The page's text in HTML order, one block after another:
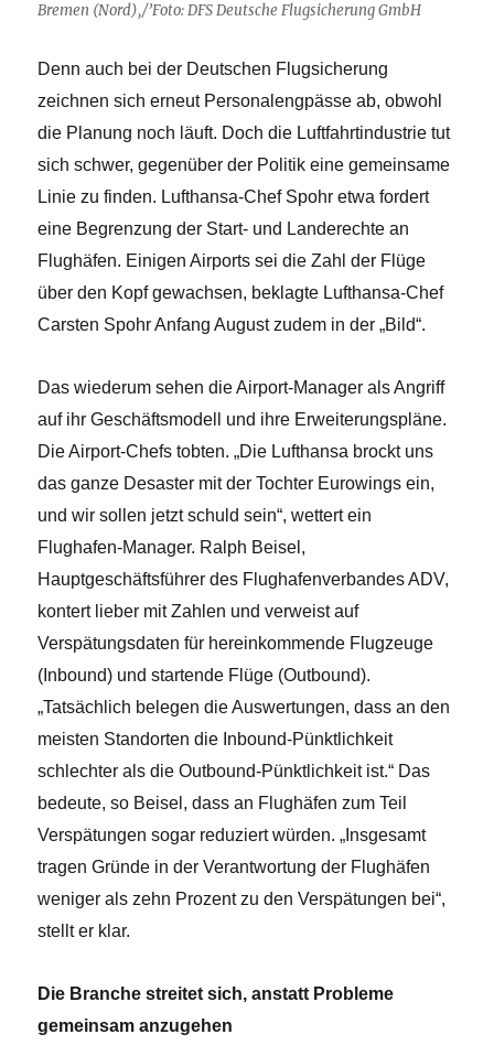
Bremen (Nord),/’Foto: DFS Deutsche Flugsicherung GmbH
Denn auch bei der Deutschen Flugsicherung
zeichnen sich erneut Personalengpässe ab, obwohl
die Planung noch läuft. Doch die Luftfahrtindustrie tut
sich schwer, gegenüber der Politik eine gemeinsame
Linie zu finden. Lufthansa-Chef Spohr etwa fordert
eine Begrenzung der Start- und Landerechte an
Flughäfen. Einigen Airports sei die Zahl der Flüge
über den Kopf gewachsen, beklagte Lufthansa-Chef
Carsten Spohr Anfang August zudem in der „Bild“.
Das wiederum sehen die Airport-Manager als Angriff
auf ihr Geschäftsmodell und ihre Erweiterungspläne.
Die Airport-Chefs tobten. „Die Lufthansa brockt uns
das ganze Desaster mit der Tochter Eurowings ein,
und wir sollen jetzt schuld sein“, wettert ein
Flughafen-Manager. Ralph Beisel,
Hauptgeschäftsführer des Flughafenverbandes ADV,
kontert lieber mit Zahlen und verweist auf
Verspätungsdaten für hereinkommende Flugzeuge
(Inbound) und startende Flüge (Outbound).
„Tatsächlich belegen die Auswertungen, dass an den
meisten Standorten die Inbound-Pünktlichkeit
schlechter als die Outbound-Pünktlichkeit ist.“ Das
bedeute, so Beisel, dass an Flughäfen zum Teil
Verspätungen sogar reduziert würden. „Insgesamt
tragen Gründe in der Verantwortung der Flughäfen
weniger als zehn Prozent zu den Verspätungen bei“,
stellt er klar.
Die Branche streitet sich, anstatt Probleme
gemeinsam anzugehen